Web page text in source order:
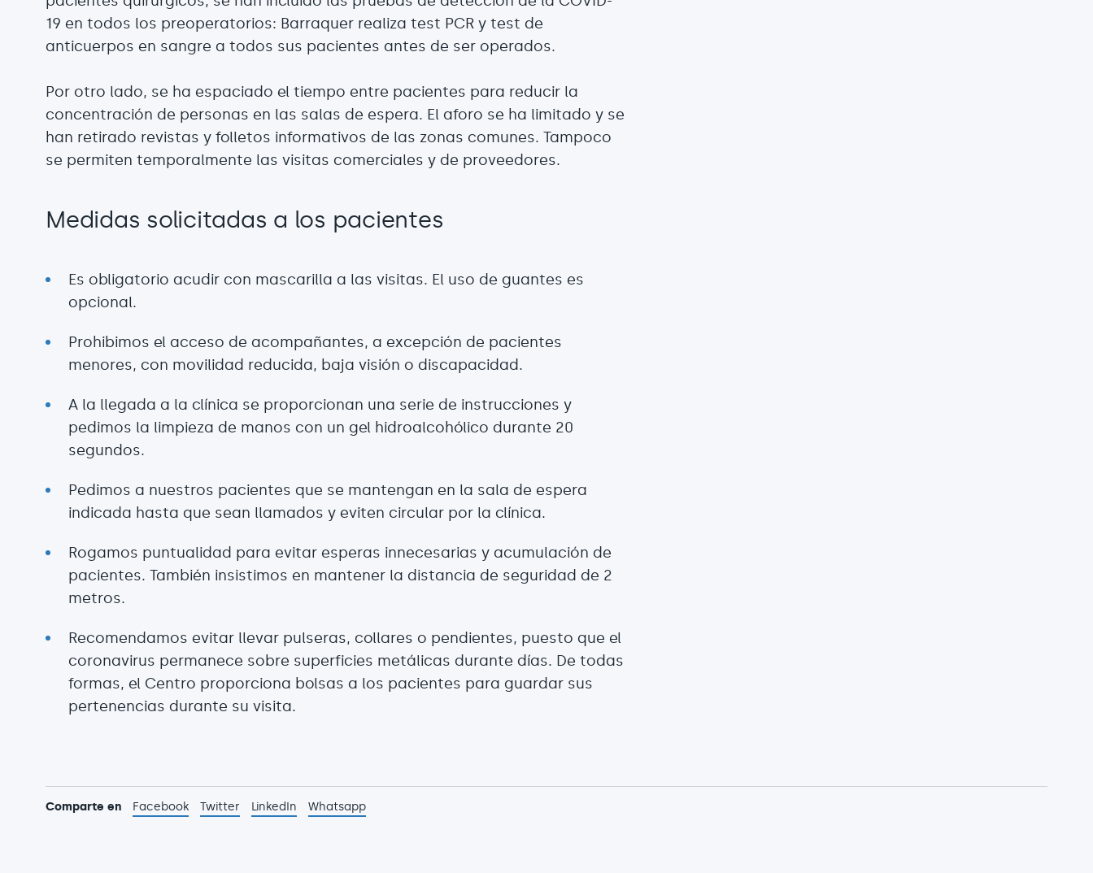
19 en todos los preoperatorios: Barraquer realiza test PCR y test de
anticuerpos en sangre a todos sus pacientes antes de ser operados.
Por otro lado, se ha espaciado el tiempo entre pacientes para reducir la
concentración de personas en las salas de espera. El aforo se ha limitado y se
han retirado revistas y folletos informativos de las zonas comunes. Tampoco
se permiten temporalmente las visitas comerciales y de proveedores.
Medidas solicitadas a los pacientes
Es obligatorio acudir con mascarilla a las visitas. El uso de guantes es
opcional.
Prohibimos el acceso de acompañantes, a excepción de pacientes
menores, con movilidad reducida, baja visión o discapacidad.
A la llegada a la clínica se proporcionan una serie de instrucciones y
pedimos la limpieza de manos con un gel hidroalcohólico durante 20
segundos.
Pedimos a nuestros pacientes que se mantengan en la sala de espera
indicada hasta que sean llamados y eviten circular por la clínica.
Rogamos puntualidad para evitar esperas innecesarias y acumulación de
pacientes. También insistimos en mantener la distancia de seguridad de 2
metros.
Recomendamos evitar llevar pulseras, collares o pendientes, puesto que el
coronavirus permanece sobre superficies metálicas durante días. De todas
formas, el Centro proporciona bolsas a los pacientes para guardar sus
pertenencias durante su visita.
Comparte en Facebook Twitter LinkedIn Whatsapp